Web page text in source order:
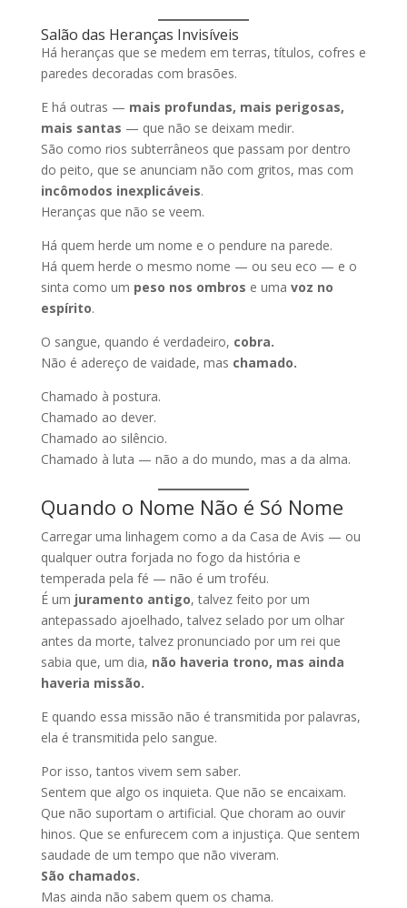
Salão das Heranças Invisíveis
Há heranças que se medem em terras, títulos, cofres e
paredes decoradas com brasões.
E há outras — mais profundas, mais perigosas,
mais santas — que não se deixam medir.
São como rios subterrâneos que passam por dentro
do peito, que se anunciam não com gritos, mas com
incômodos inexplicáveis.
Heranças que não se veem.
Há quem herde um nome e o pendure na parede.
Há quem herde o mesmo nome — ou seu eco — e o
sinta como um peso nos ombros e uma voz no
espírito.
O sangue, quando é verdadeiro, cobra.
Não é adereço de vaidade, mas chamado.
Chamado à postura.
Chamado ao dever.
Chamado ao silêncio.
Chamado à luta — não a do mundo, mas a da alma.
Quando o Nome Não é Só Nome
Carregar uma linhagem como a da Casa de Avis — ou
qualquer outra forjada no fogo da história e
temperada pela fé — não é um troféu.
É um juramento antigo, talvez feito por um
antepassado ajoelhado, talvez selado por um olhar
antes da morte, talvez pronunciado por um rei que
sabia que, um dia, não haveria trono, mas ainda
haveria missão.
E quando essa missão não é transmitida por palavras,
ela é transmitida pelo sangue.
Por isso, tantos vivem sem saber.
Sentem que algo os inquieta. Que não se encaixam.
Que não suportam o artificial. Que choram ao ouvir
hinos. Que se enfurecem com a injustiça. Que sentem
saudade de um tempo que não viveram.
São chamados.
Mas ainda não sabem quem os chama.